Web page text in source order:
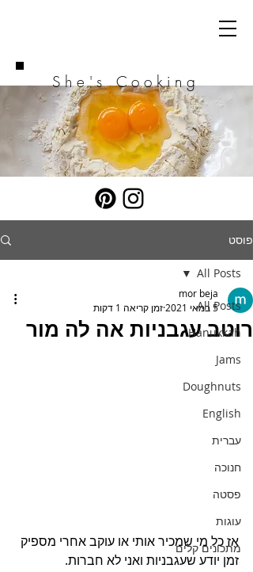
She's Cooking
פוסט
All Posts
Hanukkah
Jams
Doughnuts
English
עברית
חנוכה
פסטה
עוגות
מתכונים קלים
All Posts
רוטב עגבניות אה לה מור
mor beja
5 במאי 2021
זמן קריאה 1 דקות
אז כל מי שמכיר אותי או עוקב אחרי מספיק
זמן יודע שעגבניות ואני לא חברות.